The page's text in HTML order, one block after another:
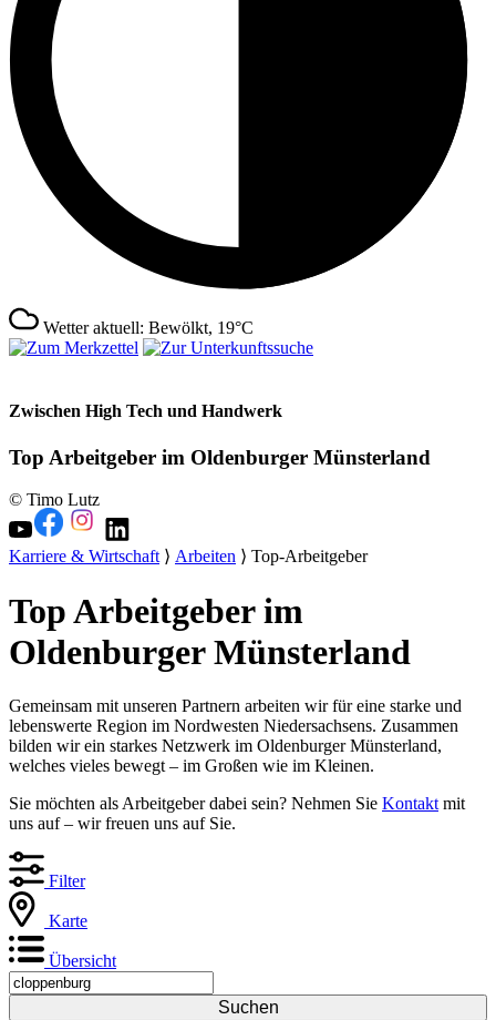
Wetter aktuell: Bewölkt, 19°C
Zwischen High Tech und Handwerk
Top Arbeitgeber im Oldenburger Münsterland
© Timo Lutz
Karriere & Wirtschaft⟩ Arbeiten ⟩ Top-Arbeitgeber
Top Arbeitgeber im
Oldenburger Münsterland
Gemeinsam mit unseren Partnern arbeiten wir für eine starke und
lebenswerte Region im Nordwesten Niedersachsens. Zusammen
bilden wir ein starkes Netzwerk im Oldenburger Münsterland,
welches vieles bewegt – im Großen wie im Kleinen.
Sie möchten als Arbeitgeber dabei sein? Nehmen Sie Kontakt mit
uns auf – wir freuen uns auf Sie.
Filter
Karte
Übersicht